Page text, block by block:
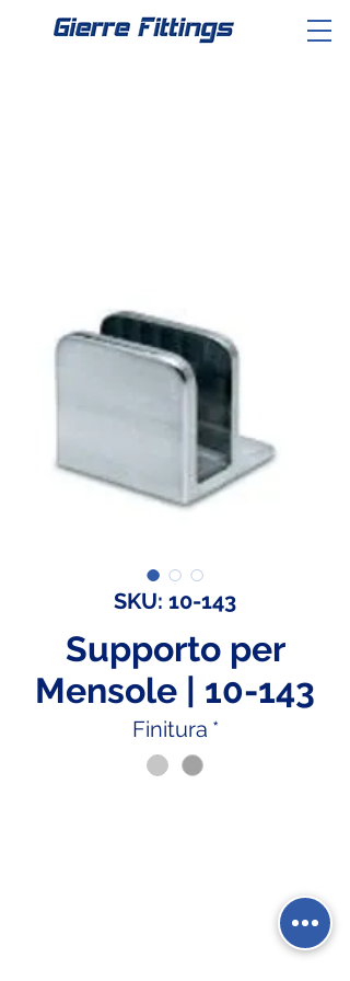
SKU: 10-143
Supporto per
Mensole | 10-143
Finitura *